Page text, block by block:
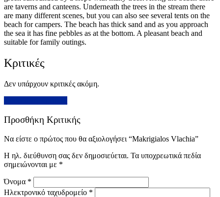
are taverns and canteens. Underneath the trees in the stream there
are many different scenes, but you can also see several tents on the
beach for campers. The beach has thick sand and as you approach
the sea it has fine pebbles as at the bottom. A pleasant beach and
suitable for family outings.
Κριτικές
Δεν υπάρχουν κριτικές ακόμη.
Προσθήκη Κριτικής
Να είστε ο πρώτος που θα αξιολογήσει “Makrigialos Vlachia”
Η ηλ. διεύθυνση σας δεν δημοσιεύεται. Τα υποχρεωτικά πεδία
σημειώνονται με *
Όνομα *
Ηλεκτρονικό ταχυδρομείο *